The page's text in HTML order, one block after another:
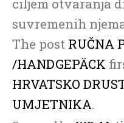
suvremenih
The post RUČNA
/HANDGEPÄCK
HRVATSKO
UMJETNIKA.